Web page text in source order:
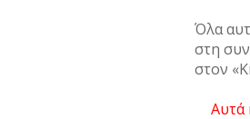
Όλα
στη
στον
Αυτά